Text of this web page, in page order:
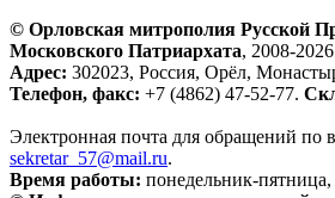
© Орловская митрополия Русской
Московского Патриархата, 2008-
Адрес: 302023, Россия, Орёл,
Телефон, факс: +7 (4862) 47-52-77.
Электронная почта для обращений по
sekretar_57@mail.ru.
Время работы: понедельник-